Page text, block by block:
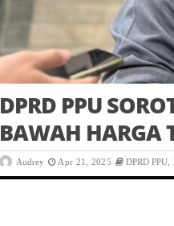
DPRD PPU
BAWAH HARGA
Audrey Apr 21, 2025 DPRD PPU